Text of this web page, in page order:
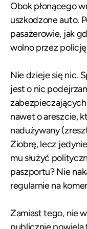
Obok płonącego
uszkodzone auto.
pasażerowie, jak
wolno przez
Nie dzieje się nic.
jest o nic
nawet o areszcie,
nadużywany
Ziobrę, lecz
mu służyć
paszportu? Nie
regularnie na
Zamiast tego, nie